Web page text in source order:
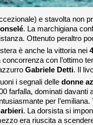
e stavolta non
. La marchigiana
Ottenuto peraltro
è anche la vittoria nei
concorrenza con l’ottimo
Gabriele Detti. Il
i segnali delle donne
farfalla, dominati davanti
per
. La dorsista si
era riuscita a